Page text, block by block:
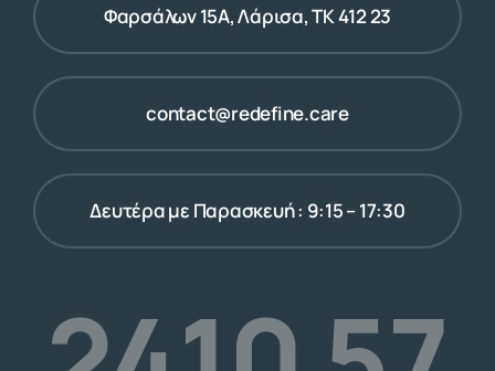
Φαρσάλων 15Α, Λάρισα, ΤΚ 412 23
contact@redefine.care
Δευτέρα με Παρασκευή : 9:15 – 17:30